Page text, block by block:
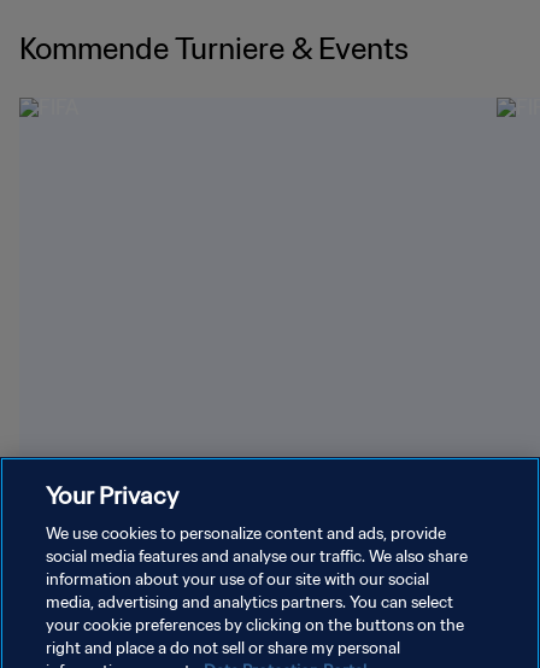
Kommende Turniere & Events
FIFA Frauen-Weltmeisterschaft 2027™
Alles anzeigen
Your Privacy
We use cookies to personalize content and ads, provide
social media features and analyse our traffic. We also share
information about your use of our site with our social
media, advertising and analytics partners. You can select
your cookie preferences by clicking on the buttons on the
right and place a do not sell or share my personal